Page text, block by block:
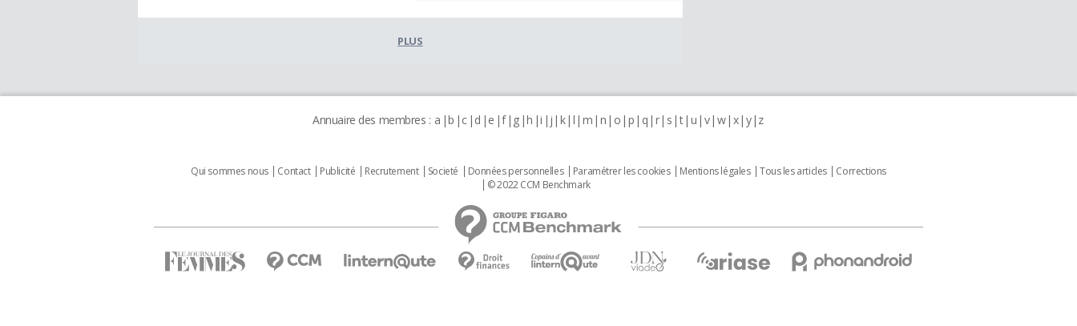
PLUS
Annuaire des membres : a b c d e f g h i j k l m n o p q r s t u v w x y z
Qui sommes nous Contact Publicité Recrutement Societé Données personnelles Paramétrer les cookies Mentions légales Tous les articles
Corrections
© 2022 CCM Benchmark